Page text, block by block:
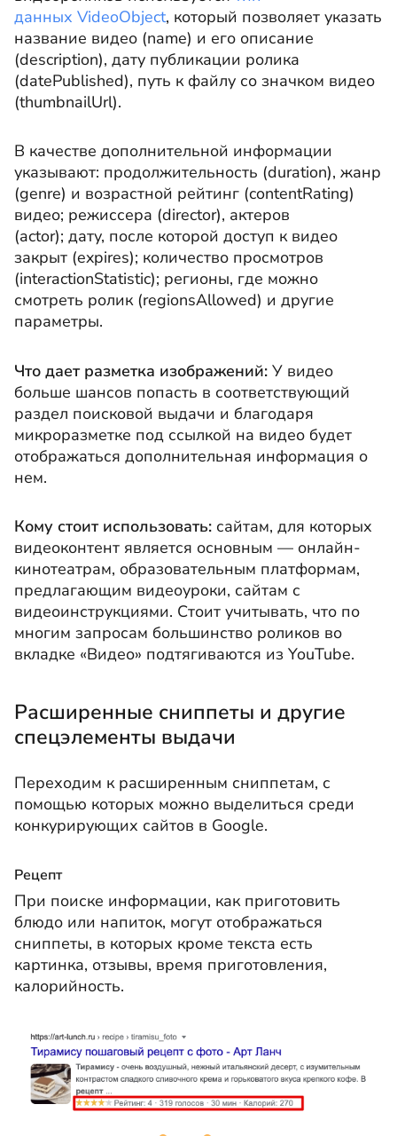
данных VideoObject, который позволяет указать
название видео (name) и его описание
(description), дату публикации ролика
(datePublished), путь к файлу со значком видео
(thumbnailUrl).
В качестве дополнительной информации
указывают: продолжительность (duration), жанр
(genre) и возрастной рейтинг (contentRating)
видео; режиссера (director), актеров
(actor); дату, после которой доступ к видео
закрыт (expires); количество просмотров
(interactionStatistic); регионы, где можно
смотреть ролик (regionsAllowed) и другие
параметры.
Что дает разметка изображений: У видео
больше шансов попасть в соответствующий
раздел поисковой выдачи и благодаря
микроразметке под ссылкой на видео будет
отображаться дополнительная информация о
нем.
Кому стоит использовать: сайтам, для которых
видеоконтент является основным — онлайн-
кинотеатрам, образовательным платформам,
предлагающим видеоуроки, сайтам с
видеоинструкциями. Стоит учитывать, что по
многим запросам большинство роликов во
вкладке «Видео» подтягиваются из YouTube.
Расширенные сниппеты и другие
спецэлементы выдачи
Переходим к расширенным сниппетам, с
помощью которых можно выделиться среди
конкурирующих сайтов в Google.
Рецепт
При поиске информации, как приготовить
блюдо или напиток, могут отображаться
сниппеты, в которых кроме текста есть
картинка, отзывы, время приготовления,
калорийность.